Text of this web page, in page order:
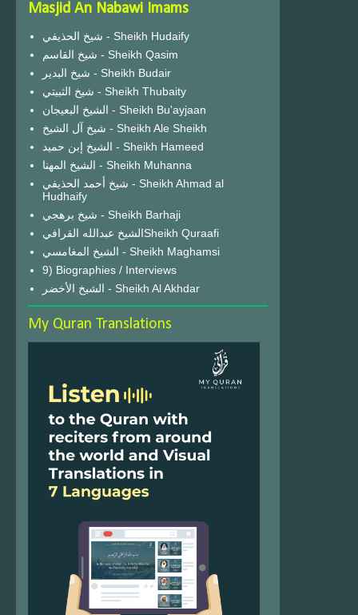
Masjid An Nabawi Imams
شيخ الحذيفي - Sheikh Hudaify
شيخ القاسم - Sheikh Qasim
شيخ البدير - Sheikh Budair
شيخ الثبيتي - Sheikh Thubaity
الشيخ البعيجان - Sheikh Bu'ayjaan
شيخ آل الشيخ - Sheikh Ale Sheikh
الشيخ إبن حميد - Sheikh Hameed
الشيخ المهنا - Sheikh Muhanna
شيخ أحمد الحذيفي - Sheikh Ahmad al
Hudhaify
شيخ برهجي - Sheikh Barhaji
الشيخ عبدالله القرافيSheikh Quraafi
الشيخ المغامسي - Sheikh Maghamsi
9) Biographies / Interviews
الشيخ الأخضر - Sheikh Al Akhdar
My Quran Translations